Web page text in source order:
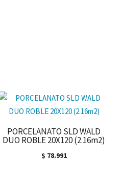
PORCELANATO SLD WALD
DUO ROBLE 20X120 (2.16m2)
$ 78.991